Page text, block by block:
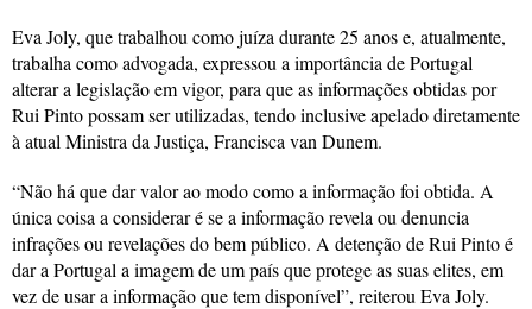
Eva Joly, que trabalhou como juíza durante 25 anos e, atualmente,
trabalha como advogada, expressou a importância de Portugal
alterar a legislação em vigor, para que as informações obtidas por
Rui Pinto possam ser utilizadas, tendo inclusive apelado diretamente
à atual Ministra da Justiça, Francisca van Dunem.
“Não há que dar valor ao modo como a informação foi obtida. A
única coisa a considerar é se a informação revela ou denuncia
infrações ou revelações do bem público. A detenção de Rui Pinto é
dar a Portugal a imagem de um país que protege as suas elites, em
vez de usar a informação que tem disponível”, reiterou Eva Joly.